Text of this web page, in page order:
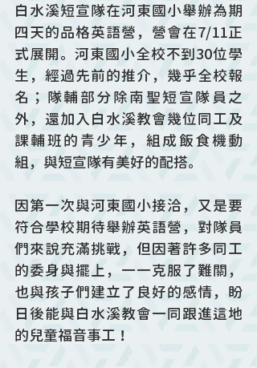
白水溪短宣隊在河東國小舉辦為期
四天的品格英語營，營會在7/11正
式展開。河東國小全校不到30位學
生，經過先前的推介，幾乎全校報
名；隊輔部分除南聖短宣隊員之
外，還加入白水溪教會幾位同工及
課輔班的青少年，組成飯食機動
組，與短宣隊有美好的配搭。
因第一次與河東國小接洽，又是要
符合學校期待舉辦英語營，對隊員
們來說充滿挑戰，但因著許多同工
的委身與擺上，一一克服了難關，
也與孩子們建立了良好的感情，盼
日後能與白水溪教會一同跟進這地
的兒童福音事工！